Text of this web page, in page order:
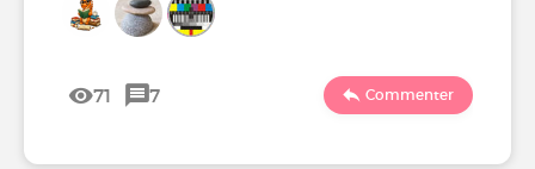
71 7 Commenter